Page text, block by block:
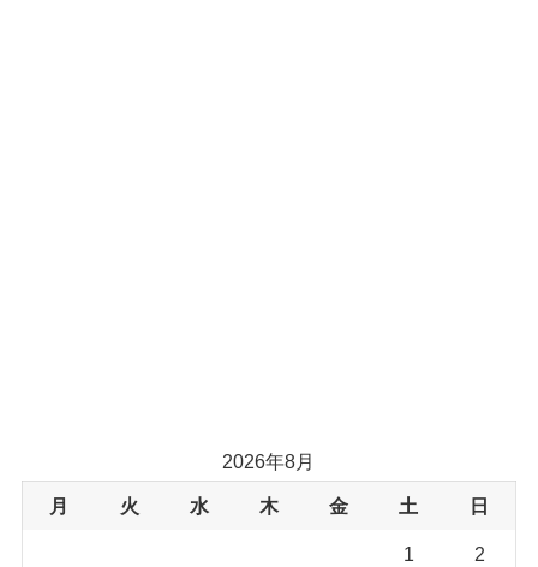
2026年8月
月 火 水 木 金 土 日
1 2